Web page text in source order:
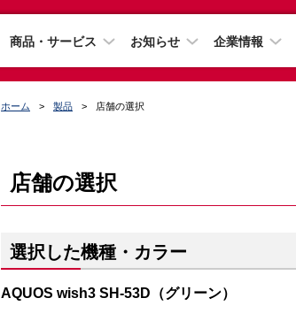
商品・サービス お知らせ 企業情報
ホーム 製品 店舗の選択
店舗の選択
選択した機種・カラー
AQUOS wish3 SH-53D（グリーン）